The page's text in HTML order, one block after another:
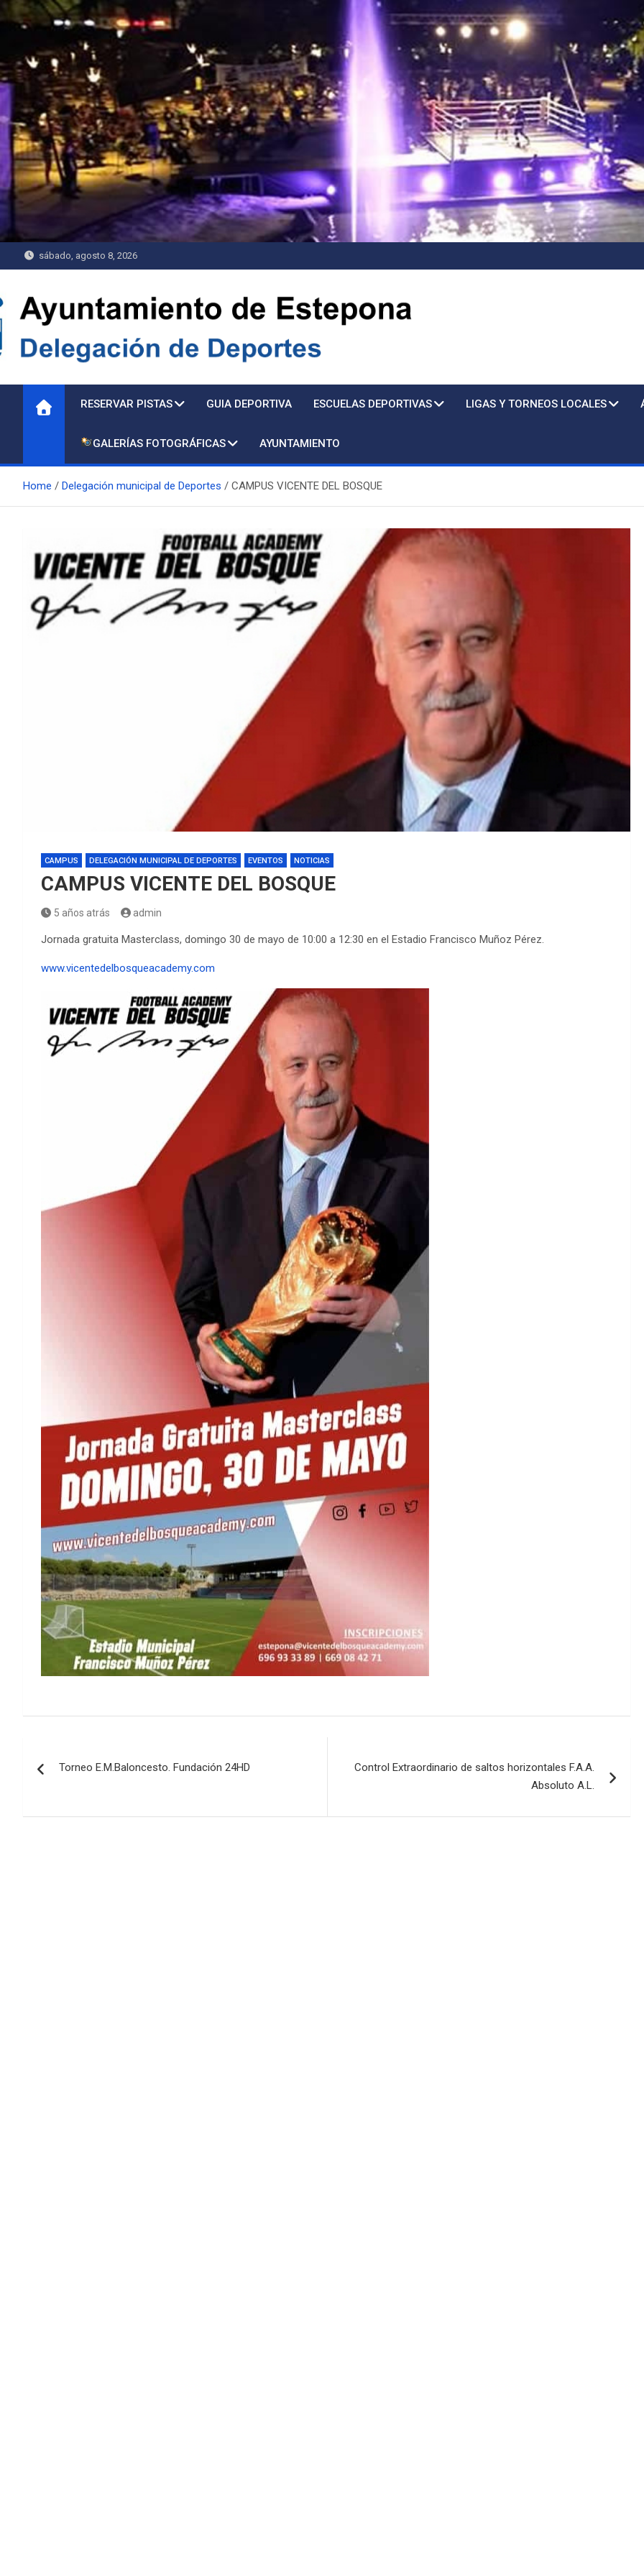
Saltar
sábado, agosto 8, 2026
Delegación de Deportes
RESERVAR PISTAS GUIA DEPORTIVA ESCUELAS DEPORTIVAS LIGAS Y TORNEOS LOCALES
GALERÍAS FOTOGRÁFICAS AYUNTAMIENTO
Home Delegación municipal de Deportes CAMPUS VICENTE DEL BOSQUE
CAMPUS DELEGACIÓN MUNICIPAL DE DEPORTES EVENTOS NOTICIAS
CAMPUS VICENTE DEL BOSQUE
5 años atrás admin
Jornada gratuita Masterclass, domingo 30 de mayo de 10:00 a 12:30 en el Estadio Francisco Muñoz Pérez.
www.vicentedelbosqueacademy.com
de
entradas
Torneo E.M.Baloncesto. Fundación 24HD
Control Extraordinario de saltos horizontales F.A.A.
Absoluto A.L.
EDM 26-
EDM 26-